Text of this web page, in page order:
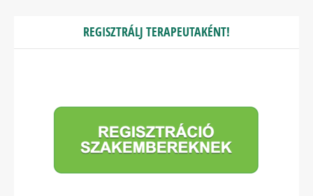
REGISZTRÁLJ TERAPEUTAKÉNT!